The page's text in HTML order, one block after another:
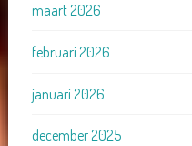
maart 2026
februari 2026
januari 2026
december 2025